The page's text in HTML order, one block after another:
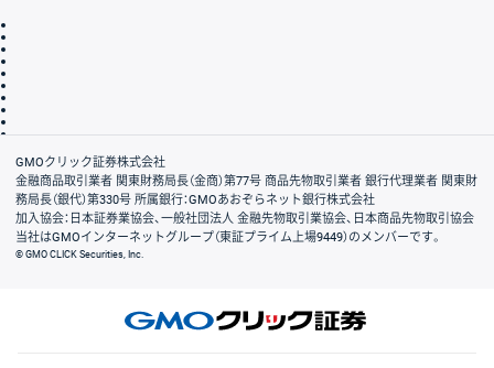
会社案内
GMOクリック証券株式会社
金融商品取引業者 関東財務局長（金商）第77号 商品先物取引業者 銀行代理業者 関東財
務局長（銀代）第330号 所属銀行：GMOあおぞらネット銀行株式会社
加入協会：日本証券業協会、一般社団法人 金融先物取引業協会、日本商品先物取引協会
当社はGMOインターネットグループ（東証プライム上場9449）のメンバーです。
© GMO CLICK Securities, Inc.